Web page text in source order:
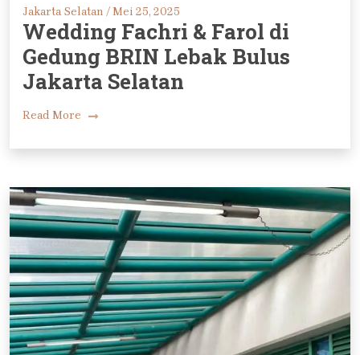
Jakarta Selatan /Mei 25, 2025
Wedding Fachri & Farol di
Gedung BRIN Lebak Bulus
Jakarta Selatan
Read More